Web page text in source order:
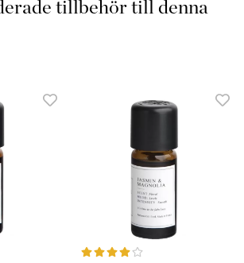
kan användas med eller utan doft
ultraljud metod, Mjuk ledbelysning
tillbehör till denna